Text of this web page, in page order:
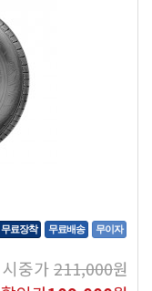
무료장착 무료배송 무이자
시중가211,000원